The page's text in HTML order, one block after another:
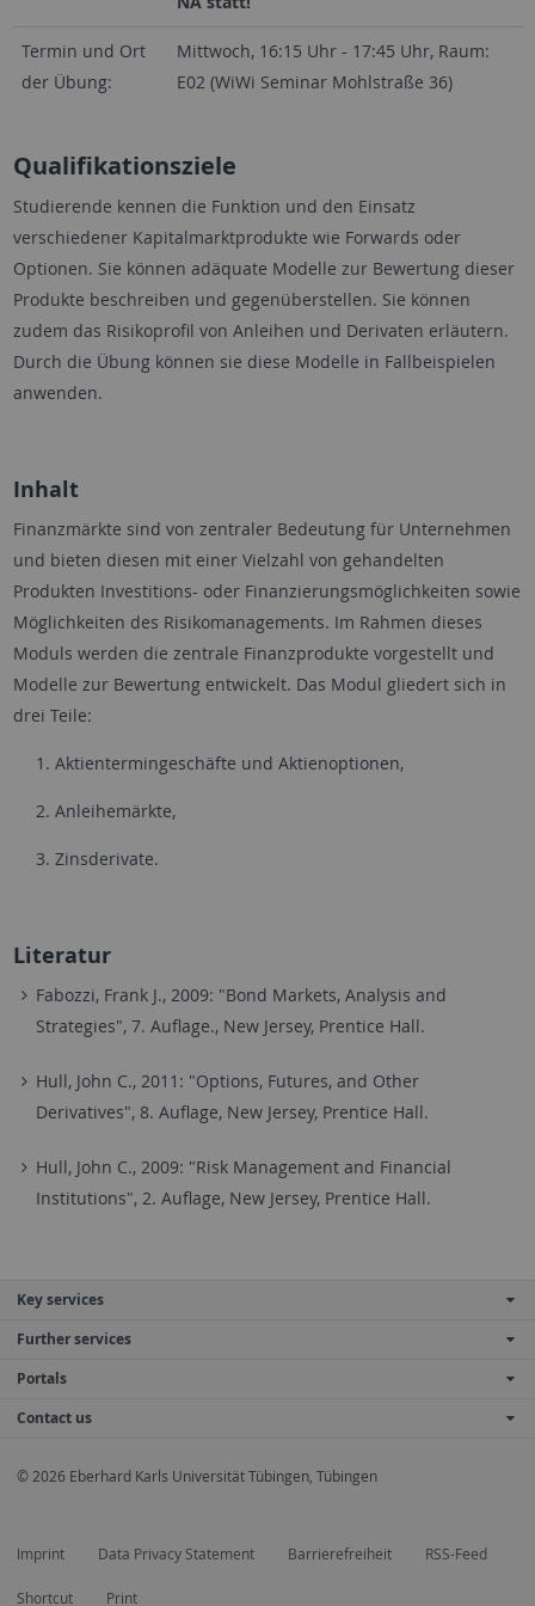
Termin und Ort
der Übung:
Mittwoch, 16:15 Uhr - 17:45 Uhr, Raum:
E02 (WiWi Seminar Mohlstraße 36)
Qualifikationsziele
Studierende kennen die Funktion und den Einsatz
verschiedener Kapitalmarktprodukte wie Forwards oder
Optionen. Sie können adäquate Modelle zur Bewertung dieser
Produkte beschreiben und gegenüberstellen. Sie können
zudem das Risikoprofil von Anleihen und Derivaten erläutern.
Durch die Übung können sie diese Modelle in Fallbeispielen
anwenden.
Inhalt
Finanzmärkte sind von zentraler Bedeutung für Unternehmen
und bieten diesen mit einer Vielzahl von gehandelten
Produkten Investitions- oder Finanzierungsmöglichkeiten sowie
Möglichkeiten des Risikomanagements. Im Rahmen dieses
Moduls werden die zentrale Finanzprodukte vorgestellt und
Modelle zur Bewertung entwickelt. Das Modul gliedert sich in
drei Teile:
Aktientermingeschäfte und Aktienoptionen,
Anleihemärkte,
Zinsderivate.
Literatur
Fabozzi, Frank J., 2009: "Bond Markets, Analysis and
Strategies", 7. Auflage., New Jersey, Prentice Hall.
Hull, John C., 2011: "Options, Futures, and Other
Derivatives", 8. Auflage, New Jersey, Prentice Hall.
Hull, John C., 2009: "Risk Management and Financial
Institutions", 2. Auflage, New Jersey, Prentice Hall.
Key services
Further services
Portals
Contact us
© 2026 Eberhard Karls Universität Tübingen, Tübingen
Imprint Data Privacy Statement Barrierefreiheit RSS-Feed
Shortcut Print